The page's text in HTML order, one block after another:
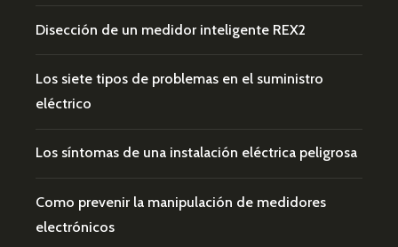
Disección de un medidor inteligente REX2
Los siete tipos de problemas en el suministro
eléctrico
Los síntomas de una instalación eléctrica peligrosa
Como prevenir la manipulación de medidores
electrónicos